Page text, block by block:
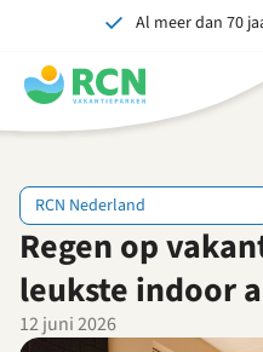
hoofdnavigatie
hoofdinhoud
voettekstinhoud
Al meer dan 70
Als je bij RCN boekt, krijg
De beste
Exclusieve voordelen
Persoonlijk contact
RCN Nederland
Regen op
leukste indoor
12 juni 2026